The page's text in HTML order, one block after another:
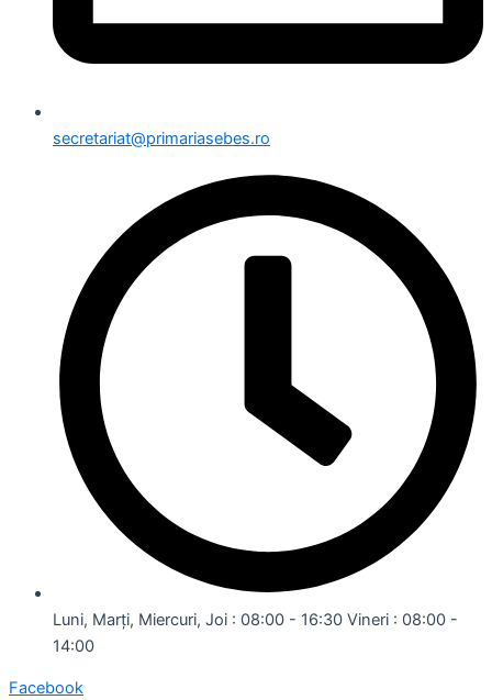
secretariat@primariasebes.ro
Luni, Marți, Miercuri, Joi : 08:00 - 16:30 Vineri : 08:00 -
14:00
Facebook